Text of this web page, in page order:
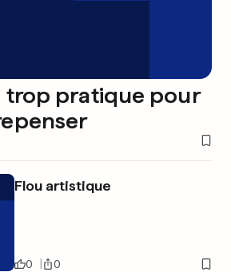
trop pratique pour
Flou artistique
0 0